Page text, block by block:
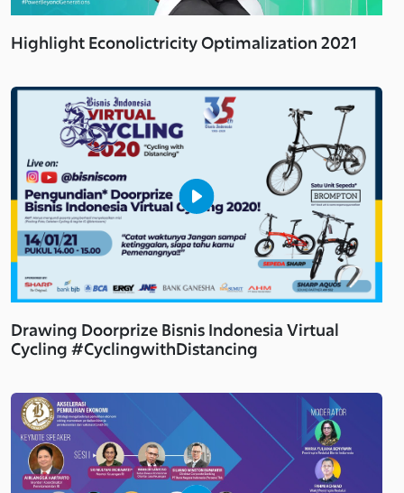
Highlight Econolictricity Optimalization 2021
Drawing Doorprize Bisnis Indonesia Virtual
Cycling #CyclingwithDistancing